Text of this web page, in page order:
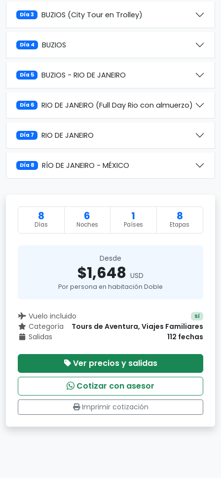
Día 3 BUZIOS (City Tour en Trolley)
Día 4 BUZIOS
Día 5 BUZIOS - RIO DE JANEIRO
Día 6 RIO DE JANEIRO (Full Day Rio con almuerzo)
Día 7 RIO DE JANEIRO
Día 8 RÍO DE JANEIRO - MÉXICO
8
Días
6
Noches
1
Países
8
Etapas
Desde
$1,648 USD
Por persona en habitación Doble
Vuelo incluido Sí
Categoría
Tours de Aventura, Viajes Familiares
Salidas
112 fechas
Ver precios y salidas
Cotizar con asesor
Imprimir cotización